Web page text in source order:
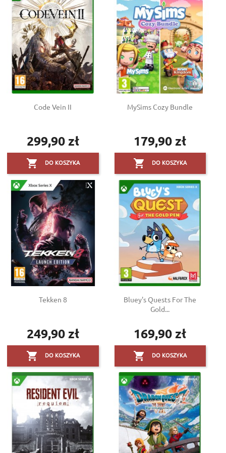
Code Vein II
Cena
299,90 zł
 DO KOSZYKA
MySims Cozy Bundle
Cena
179,90 zł
 DO KOSZYKA
Tekken 8
Cena
249,90 zł
 DO KOSZYKA
Bluey's Quests For The
Gold...
Cena
169,90 zł
 DO KOSZYKA